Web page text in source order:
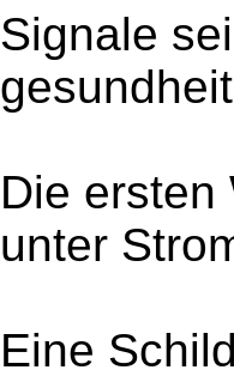
Signale
Die ersten
unter
Eine